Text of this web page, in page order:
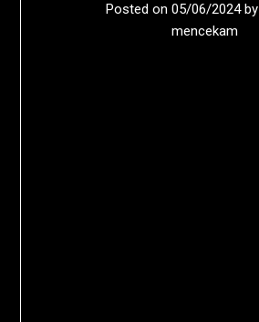
Posted on 05/06/2024by
mencekam